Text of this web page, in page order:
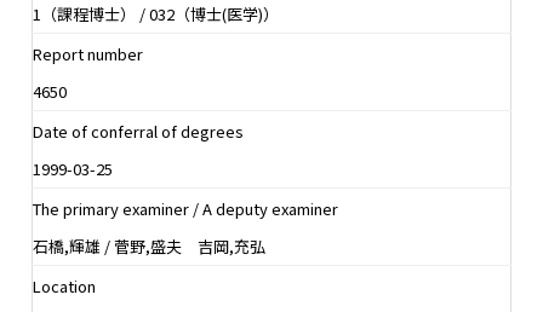
1（課程博士） / 032（博士(医学)）
Report number
4650
Date of conferral of degrees
1999-03-25
The primary examiner / A deputy examiner
石橋,輝雄 / 菅野,盛夫 吉岡,充弘
Location